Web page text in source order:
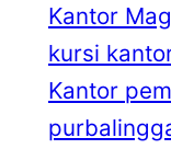
Kantor
kursi
Kantor